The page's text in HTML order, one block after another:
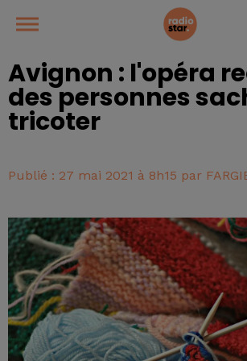
Avignon : l'opéra
des personnes
tricoter
Publié : 27 mai 2021 à 8h15 par